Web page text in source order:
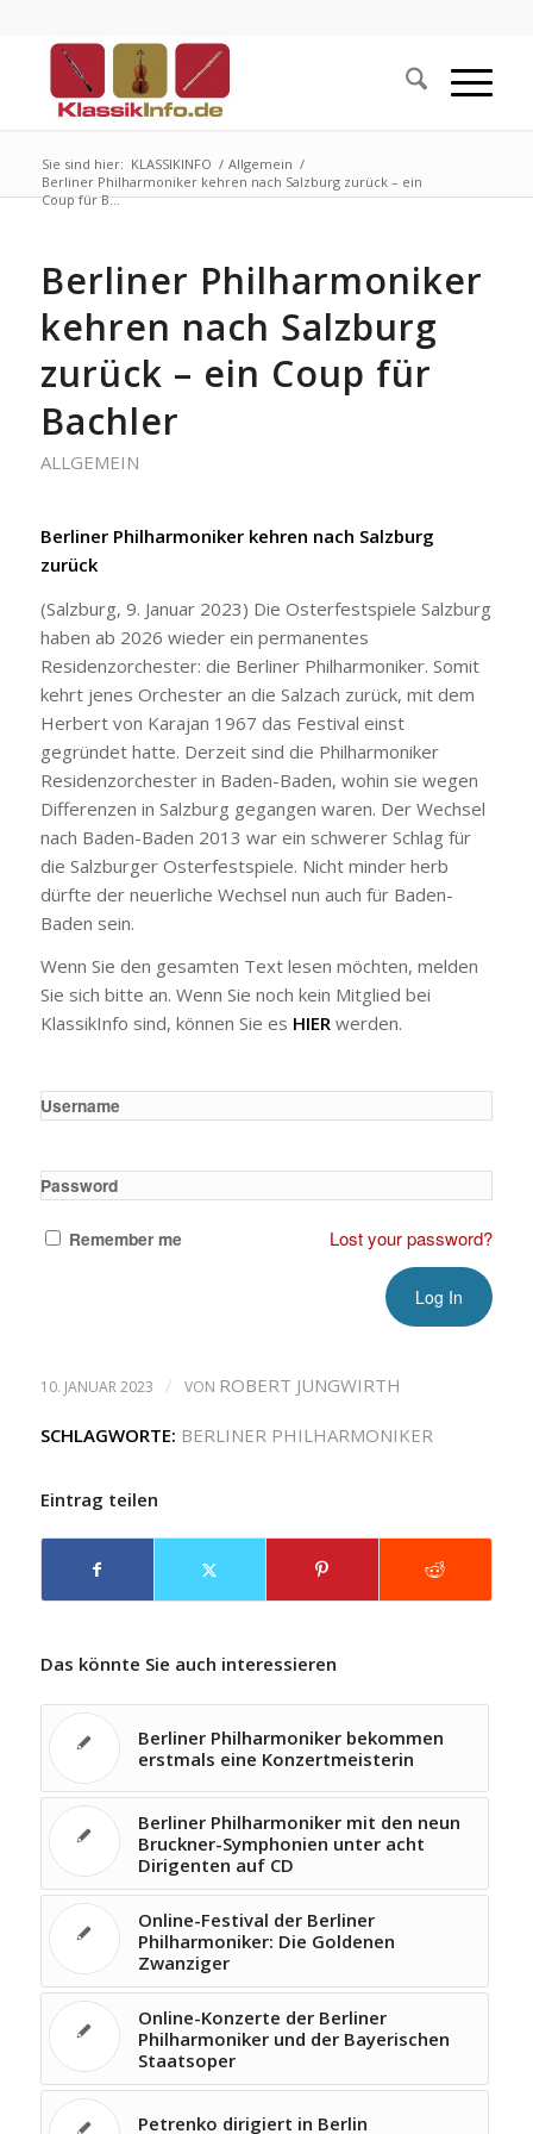
Sie sind hier: KLASSIKINFO / Allgemein /
Berliner Philharmoniker kehren nach Salzburg zurück – ein
Coup für B...
Berliner Philharmoniker
kehren nach Salzburg
zurück – ein Coup für
Bachler
ALLGEMEIN
Berliner Philharmoniker kehren nach Salzburg
zurück
(Salzburg, 9. Januar 2023) Die Osterfestspiele Salzburg
haben ab 2026 wieder ein permanentes
Residenzorchester: die Berliner Philharmoniker. Somit
kehrt jenes Orchester an die Salzach zurück, mit dem
Herbert von Karajan 1967 das Festival einst
gegründet hatte. Derzeit sind die Philharmoniker
Residenzorchester in Baden-Baden, wohin sie wegen
Differenzen in Salzburg gegangen waren. Der Wechsel
nach Baden-Baden 2013 war ein schwerer Schlag für
die Salzburger Osterfestspiele. Nicht minder herb
dürfte der neuerliche Wechsel nun auch für Baden-
Baden sein.
Wenn Sie den gesamten Text lesen möchten, melden
Sie sich bitte an. Wenn Sie noch kein Mitglied bei
KlassikInfo sind, können Sie es HIERwerden.
Username
Password
Remember me Lost your password?
10. JANUAR 2023 / VON ROBERT JUNGWIRTH
SCHLAGWORTE: BERLINER PHILHARMONIKER
Eintrag teilen
Das könnte Sie auch interessieren
Berliner Philharmoniker bekommen
erstmals eine Konzertmeisterin
Berliner Philharmoniker mit den neun
Bruckner-Symphonien unter acht
Dirigenten auf CD
Online-Festival der Berliner
Philharmoniker: Die Goldenen
Zwanziger
Online-Konzerte der Berliner
Philharmoniker und der Bayerischen
Staatsoper
Petrenko dirigiert in Berlin